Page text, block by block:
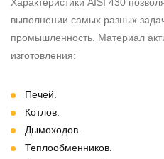
выполнении самых разных
промышленность. Материал
изготовления:
Печей.
Котлов.
Дымоходов.
Теплообменников.